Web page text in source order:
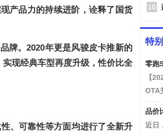
产品力的持续进阶，诠释了国货
牌。2020年更是风骏皮卡推新的
现经典车型再度升级，性价比全
、可靠性等方面均进行了全新升
10
特
零跑
【
OTA
品价
近日